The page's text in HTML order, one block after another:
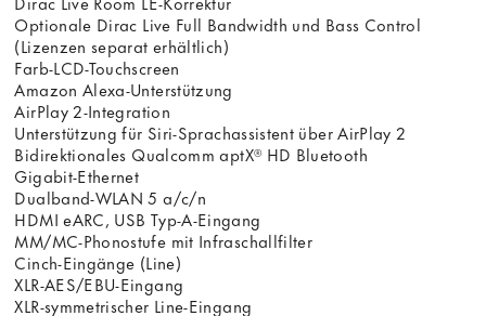
Optionale Dirac Live Full Bandwidth und Bass Control
(Lizenzen separat erhältlich)
Farb-LCD-Touchscreen
Amazon Alexa-Unterstützung
AirPlay 2-Integration
Unterstützung für Siri-Sprachassistent über AirPlay 2
Bidirektionales Qualcomm aptX® HD Bluetooth
Gigabit-Ethernet
Dualband-WLAN 5 a/c/n
HDMI eARC, USB Typ-A-Eingang
MM/MC-Phonostufe mit Infraschallfilter
Cinch-Eingänge (Line)
XLR-AES/EBU-Eingang
XLR-symmetrischer Line-Eingang